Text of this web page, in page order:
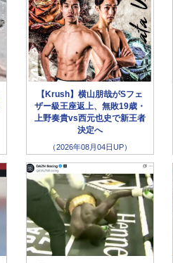
【Krush】横山朋哉がSフェ
ザー級王座返上、無敗19歳・
上野奏貴vs西元也史で新王者
決定へ
（2026年08月04日UP）